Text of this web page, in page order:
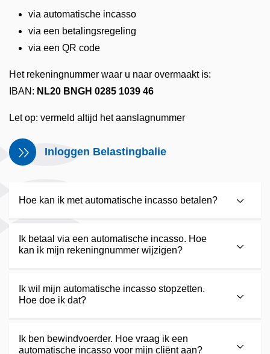
via automatische incasso
via een betalingsregeling
via een QR code
Het rekeningnummer waar u naar overmaakt is:
IBAN: NL20 BNGH 0285 1039 46
Let op: vermeld altijd het aanslagnummer
Inloggen Belastingbalie
Hoe kan ik met automatische incasso betalen?
Ik betaal via een automatische incasso. Hoe
kan ik mijn rekeningnummer wijzigen?
Ik wil mijn automatische incasso stopzetten.
Hoe doe ik dat?
Ik ben bewindvoerder. Hoe vraag ik een
automatische incasso voor mijn cliënt aan?